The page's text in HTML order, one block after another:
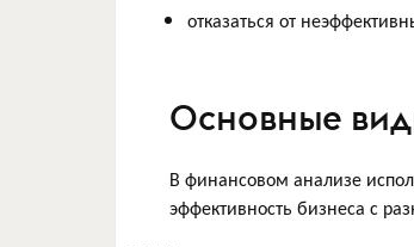
отказаться от
Основные
В финансовом анализе
эффективность бизнеса с